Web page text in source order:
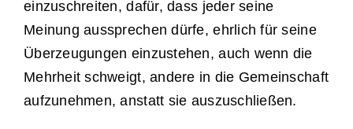
einzuschreiten, dafür, dass jeder seine
Meinung aussprechen dürfe, ehrlich für seine
Überzeugungen einzustehen, auch wenn die
Mehrheit schweigt, andere in die Gemeinschaft
aufzunehmen, anstatt sie auszuschließen.